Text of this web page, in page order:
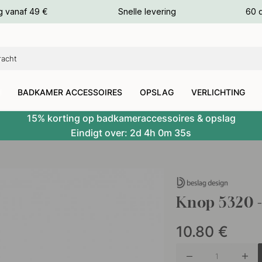
vanaf 49 € Snelle levering 60
BADKAMER ACCESSOIRES OPSLAG VERLICHTING
15% korting op badkameraccessoires & opslag
Eindigt over: 2d 4h 0m 33s
Knop 5320
10.80 €